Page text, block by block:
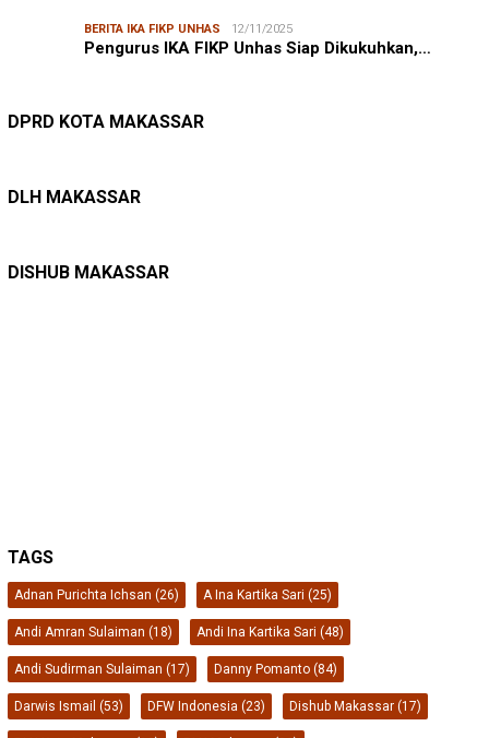
BERITA IKA FIKP UNHAS 12/11/2025
Pengurus IKA FIKP Unhas Siap Dikukuhkan,…
DPRD KOTA MAKASSAR
Kepuasan Publik Tinggi, Andi Makmur Nila…
DLH MAKASSAR
Belanja Pemerintah Bisa Menyelamatkan Hu…
DISHUB MAKASSAR
Pete-pete Laut Makassar Siap Beroperasi …
TAGS
Adnan Purichta Ichsan (26) A Ina Kartika Sari (25)
Andi Amran Sulaiman (18) Andi Ina Kartika Sari (48)
Andi Sudirman Sulaiman (17) Danny Pomanto (84)
Darwis Ismail (53) DFW Indonesia (23) Dishub Makassar (17)